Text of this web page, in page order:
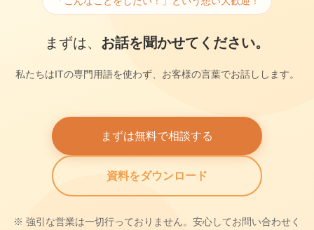
まずは、 お話を聞かせてください。
私たちはITの専門用語を使わず、お客様の言葉でお話しします。
まずは無料で相談する
資料をダウンロード
※ 強引な営業は一切行っておりません。安心してお問い合わせく